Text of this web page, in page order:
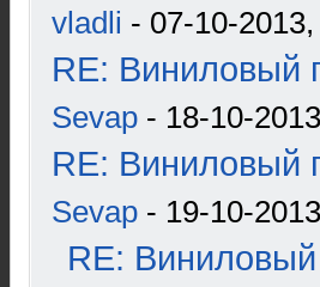
vladli - 07-10-
RE: Виниловый
Sevap - 18-10-
RE: Виниловый
Sevap - 19-10-
RE: Виниловый